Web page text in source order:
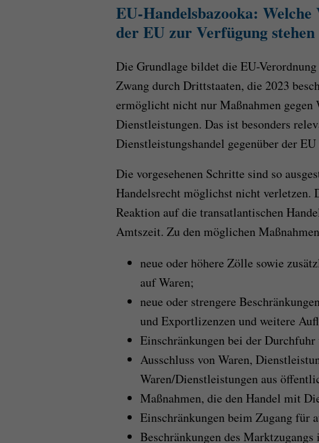
EU-Handelsbazooka:
der EU zur Verfügung stehen
Die Grundlage bildet die EU-
Zwang durch Drittstaaten, die 2023
ermöglicht nicht nur Maßnahmen gegen
Dienstleistungen. Das ist besonders
Dienstleistungshandel gegenüber der
Die vorgesehenen Schritte sind so
Handelsrecht möglichst nicht verletzen.
Reaktion auf die transatlantischen
Amtszeit. Zu den möglichen
neue oder höhere Zölle sowie
auf Waren;
neue oder strengere
und Exportlizenzen und weitere
Einschränkungen bei der
Ausschluss von Waren,
Waren/Dienstleistungen aus
Maßnahmen, die den Handel mit
Einschränkungen beim Zugang für
Beschränkungen des